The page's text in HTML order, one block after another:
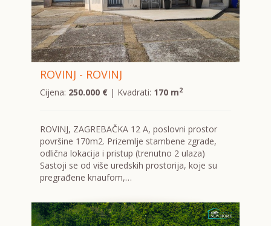
ROVINJ - ROVINJ
Cijena: 250.000 €| Kvadrati: 170 m2
ROVINJ, ZAGREBAČKA 12 A, poslovni prostor
površine 170m2. Prizemlje stambene zgrade,
odlična lokacija i pristup (trenutno 2 ulaza)
Sastoji se od više uredskih prostorija, koje su
pregrađene knaufom,…